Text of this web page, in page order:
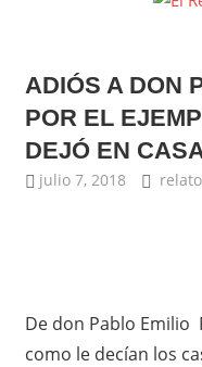
Casanare,
Noticias
de
Yopal
ADIÓS A DON
POR EL
DEJÓ EN
julio 7, 2018
De don Pablo
como le decían los